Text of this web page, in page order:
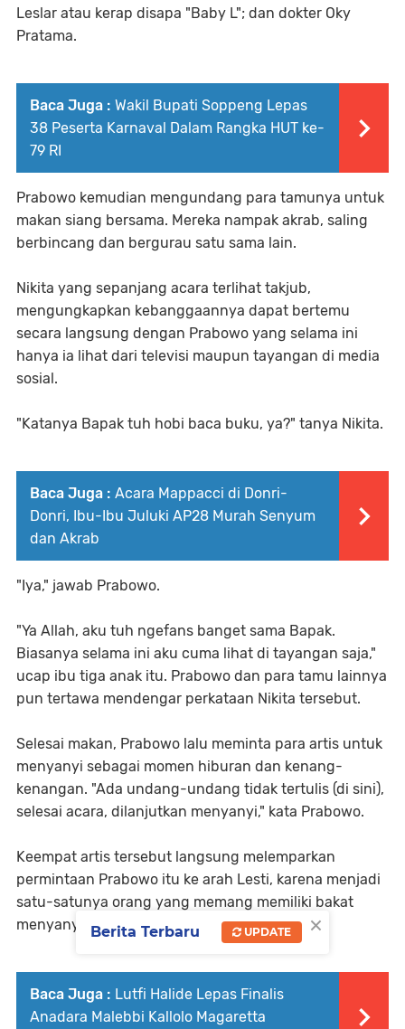
Leslar atau kerap disapa "Baby L"; dan dokter Oky
Pratama.
Baca Juga : Wakil Bupati Soppeng Lepas
38 Peserta Karnaval Dalam Rangka HUT ke-
79 RI
Prabowo kemudian mengundang para tamunya untuk
makan siang bersama. Mereka nampak akrab, saling
berbincang dan bergurau satu sama lain.
Nikita yang sepanjang acara terlihat takjub,
mengungkapkan kebanggaannya dapat bertemu
secara langsung dengan Prabowo yang selama ini
hanya ia lihat dari televisi maupun tayangan di media
sosial.
"Katanya Bapak tuh hobi baca buku, ya?" tanya Nikita.
Baca Juga : Acara Mappacci di Donri-
Donri, Ibu-Ibu Juluki AP28 Murah Senyum
dan Akrab
"Iya," jawab Prabowo.
"Ya Allah, aku tuh ngefans banget sama Bapak.
Biasanya selama ini aku cuma lihat di tayangan saja,"
ucap ibu tiga anak itu. Prabowo dan para tamu lainnya
pun tertawa mendengar perkataan Nikita tersebut.
Selesai makan, Prabowo lalu meminta para artis untuk
menyanyi sebagai momen hiburan dan kenang-
kenangan. "Ada undang-undang tidak tertulis (di sini),
selesai acara, dilanjutkan menyanyi," kata Prabowo.
Keempat artis tersebut langsung melemparkan
permintaan Prabowo itu ke arah Lesti, karena menjadi
satu-satunya orang yang memang memiliki bakat
menyanyi dengan suara emasnya.
Baca Juga : Lutfi Halide Lepas Finalis
Anadara Malebbi Kallolo Magaretta
×
Berita Terbaru UPDATE